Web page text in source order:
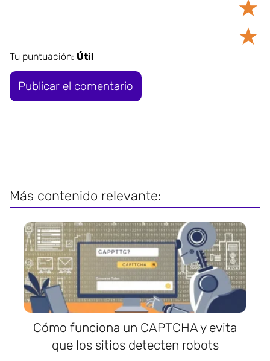
★
★
Tu puntuación: Útil
Más contenido relevante:
Cómo funciona un CAPTCHA y evita
que los sitios detecten robots